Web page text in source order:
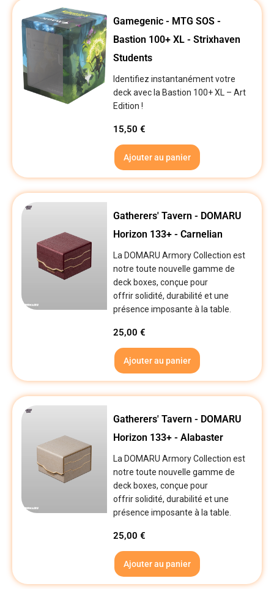
Gamegenic - MTG SOS -
Bastion 100+ XL - Strixhaven
Students
Identifiez instantanément votre
deck avec la Bastion 100+ XL – Art
Edition !
15,50€
Ajouter au panier
Gatherers' Tavern - DOMARU
Horizon 133+ - Carnelian
La DOMARU Armory Collection est
notre toute nouvelle gamme de
deck boxes, conçue pour
offrir solidité, durabilité et une
présence imposante à la table.
25,00€
Ajouter au panier
Gatherers' Tavern - DOMARU
Horizon 133+ - Alabaster
La DOMARU Armory Collection est
notre toute nouvelle gamme de
deck boxes, conçue pour
offrir solidité, durabilité et une
présence imposante à la table.
25,00€
Ajouter au panier